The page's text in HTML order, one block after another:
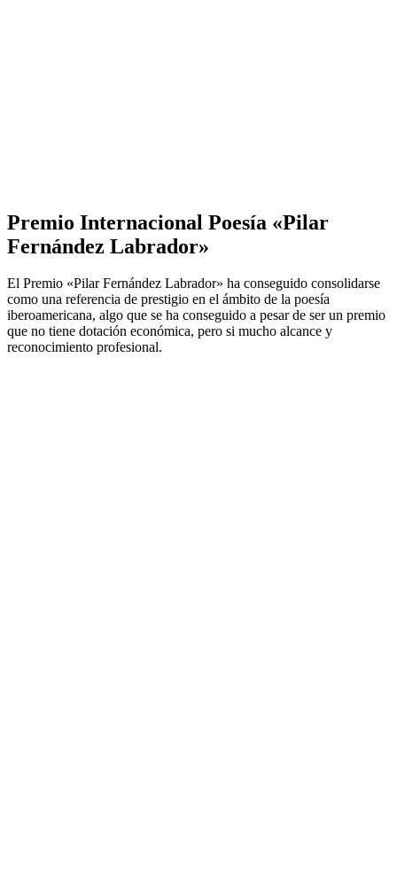
Premio Internacional Poesía «Pilar
Fernández Labrador»
El Premio «Pilar Fernández Labrador» ha conseguido consolidarse
como una referencia de prestigio en el ámbito de la poesía
iberoamericana, algo que se ha conseguido a pesar de ser un premio
que no tiene dotación económica, pero si mucho alcance y
reconocimiento profesional.